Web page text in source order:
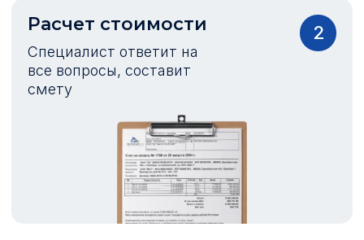
Расчет стоимости
Специалист ответит на
все вопросы, составит
смету
2